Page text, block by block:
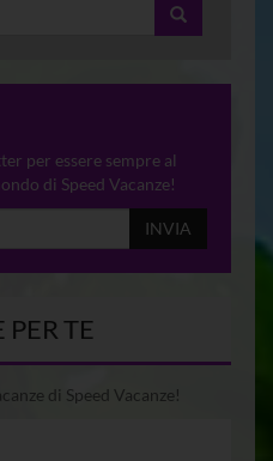
per essere sempre al
di Speed Vacanze!
INVIA
PER TE
di Speed Vacanze!